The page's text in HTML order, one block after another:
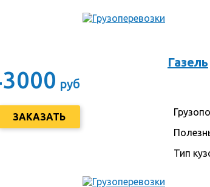
руб
ЗАКАЗАТЬ
Газель
Тип